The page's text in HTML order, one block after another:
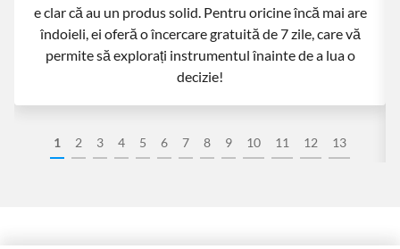
1 2 3 4 5 6 7 8 9 10 11 12 13
e clar că au un produs solid. Pentru oricine încă mai are
îndoieli, ei oferă o încercare gratuită de 7 zile, care vă
permite să explorați instrumentul înainte de a lua o
decizie!